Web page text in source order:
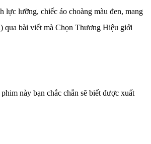
lưỡng, chiếc áo choàng màu đen, mang
qua bài viết mà Chọn Thương Hiệu giới
này bạn chắc chắn sẽ biết được xuất